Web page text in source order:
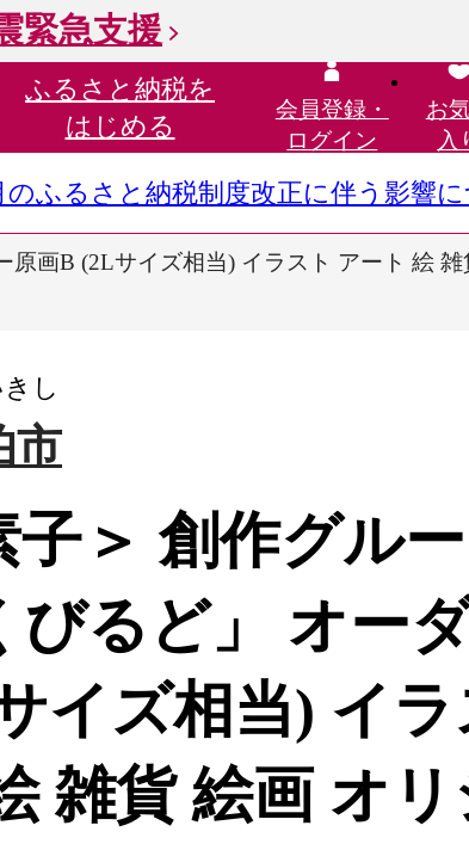
緊急支援
ふるさと納税を
はじめる
会員登録・
ログイン
お
入
のふるさと納税制度改正に伴う影響
画B (2Lサイズ相当) イラスト アート 絵 雑
し
市
子＞ 創作グル
びるど」 オー
イズ相当) イラ
雑貨 絵画 オリ